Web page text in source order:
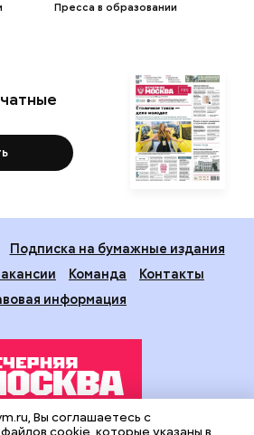
Пресса в образовании
Подписка на бумажные издания
Команда
Контакты
информация
Вы соглашаетесь с
cookie, которые указаны в